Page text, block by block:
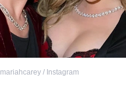
mariahcarey / Instagram